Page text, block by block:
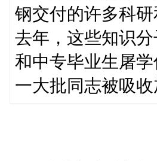
钢交付的许多科研
去年，这些知识
和中专毕业生屠
一大批同志被吸